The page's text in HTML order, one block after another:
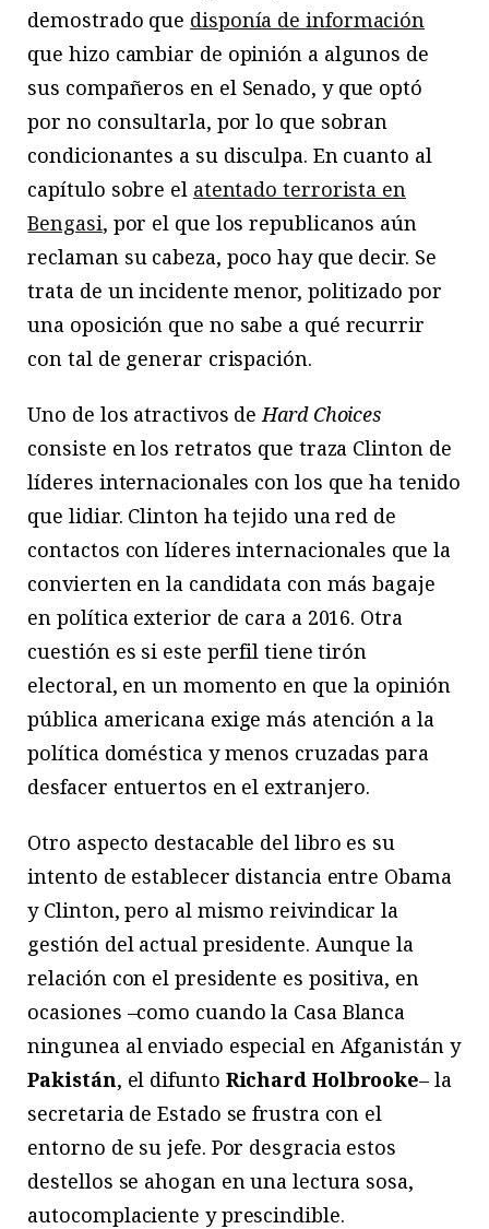
demostrado que disponía de información
que hizo cambiar de opinión a algunos de
sus compañeros en el Senado, y que optó
por no consultarla, por lo que sobran
condicionantes a su disculpa. En cuanto al
capítulo sobre el atentado terrorista en
Bengasi, por el que los republicanos aún
reclaman su cabeza, poco hay que decir. Se
trata de un incidente menor, politizado por
una oposición que no sabe a qué recurrir
con tal de generar crispación.
Uno de los atractivos deHard Choices
consiste en los retratos que traza Clinton de
líderes internacionales con los que ha tenido
que lidiar. Clinton ha tejido una red de
contactos con líderes internacionales que la
convierten en la candidata con más bagaje
en política exterior de cara a 2016. Otra
cuestión es si este perfil tiene tirón
electoral, en un momento en que la opinión
pública americana exige más atención a la
política doméstica y menos cruzadas para
desfacer entuertos en el extranjero.
Otro aspecto destacable del libro es su
intento de establecer distancia entre Obama
y Clinton, pero al mismo reivindicar la
gestión del actual presidente. Aunque la
relación con el presidente es positiva, en
ocasiones –como cuando la Casa Blanca
ningunea al enviado especial en Afganistán y
Pakistán, el difunto Richard Holbrooke– la
secretaria de Estado se frustra con el
entorno de su jefe. Por desgracia estos
destellos se ahogan en una lectura sosa,
autocomplaciente y prescindible.